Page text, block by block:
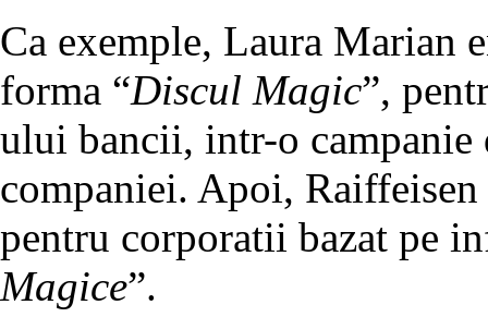
Ca exemple, Laura Marian
forma “Discul Magic”,
ului bancii, intr-o
companiei. Apoi,
pentru corporatii bazat pe
Magice”.